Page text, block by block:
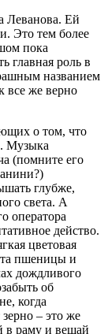
Леванова. Ей
Это тем более
пока
главная роль в
названием
все же верно
о том, что
Музыка
(помните его
глубже,
света. А
оператора
действо.
цветовая
пшеницы и
дождливого
об
когда
– это же
в раму и вешай